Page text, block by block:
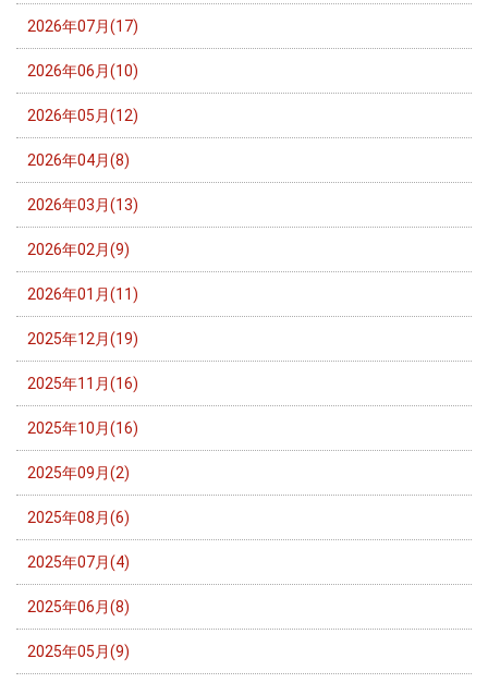
2026年07月(17)
2026年06月(10)
2026年05月(12)
2026年04月(8)
2026年03月(13)
2026年02月(9)
2026年01月(11)
2025年12月(19)
2025年11月(16)
2025年10月(16)
2025年09月(2)
2025年08月(6)
2025年07月(4)
2025年06月(8)
2025年05月(9)